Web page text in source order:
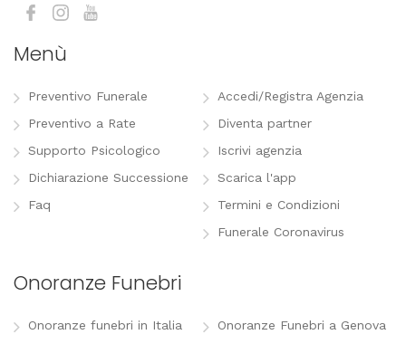
Menù
Preventivo Funerale
Preventivo a Rate
Supporto Psicologico
Dichiarazione Successione
Faq
Accedi/Registra Agenzia
Diventa partner
Iscrivi agenzia
Scarica l'app
Termini e Condizioni
Funerale Coronavirus
Onoranze Funebri
Onoranze funebri in Italia Onoranze Funebri a Genova